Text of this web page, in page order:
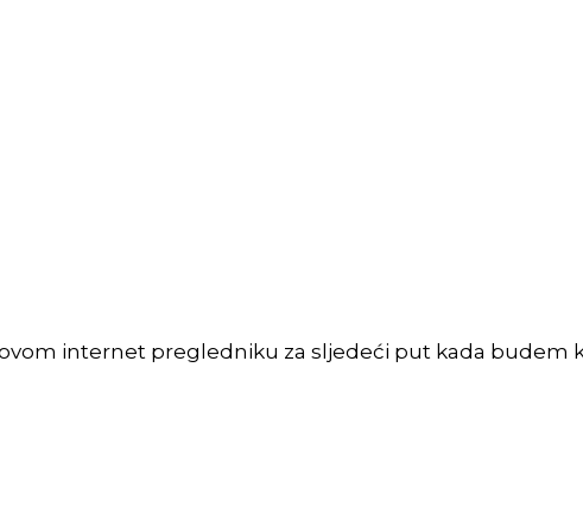
internet pregledniku za sljedeći put kada budem